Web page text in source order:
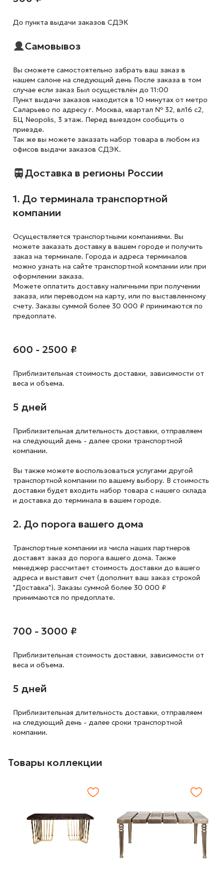
До пункта выдачи заказов СДЭК
Самовывоз
Вы сможете самостоятельно забрать ваш заказ в
нашем салоне на следующий день После заказа в том
случае если заказ Был осуществлён до 11:00
Пункт выдачи заказов находится в 10 минутах от метро
Саларьево по адресу г. Москва, квартал № 32, вл16 с2,
БЦ Neopolis, 3 этаж. Перед выездом сообщить о
приезде.
Так же вы можете заказать набор товара в любом из
офисов выдачи заказов СДЭК.
Доставка в регионы России
1. До терминала транспортной
компании
Осуществляется транспортными компаниями. Вы
можете заказать доставку в вашем городе и получить
заказ на терминале. Города и адреса терминалов
можно узнать на сайте транспортной компании или при
оформлении заказа.
Можете оплатить доставку наличными при получении
заказа, или переводом на карту, или по выставленному
счету. Заказы суммой более 30 000 ₽ принимаются по
предоплате.
600 - 2500 ₽
Приблизительная стоимость доставки, зависимости от
веса и объема.
5 дней
Приблизительная длительность доставки, отправляем
на следующий день - далее сроки транспортной
компании.
Вы также можете воспользоваться услугами другой
транспортной компании по вашему выбору. В стоимость
доставки будет входить набор товара с нашего склада
и доставка до терминала в вашем городе.
2. До порога вашего дома
Транспортные компании из числа наших партнеров
доставят заказ до порога вашего дома. Также
менеджер рассчитает стоимость доставки до вашего
адреса и выставит счет (дополнит ваш заказ строкой
"Доставка"). Заказы суммой более 30 000 ₽
принимаются по предоплате.
700 - 3000 ₽
Приблизительная стоимость доставки, зависимости от
веса и объема.
5 дней
Приблизительная длительность доставки, отправляем
на следующий день - далее сроки транспортной
компании.
Товары коллекции